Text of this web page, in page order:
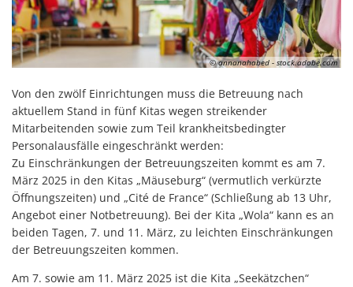
© annanahabed - stock.adobe.com
Von den zwölf Einrichtungen muss die Betreuung nach
aktuellem Stand in fünf Kitas wegen streikender
Mitarbeitenden sowie zum Teil krankheitsbedingter
Personalausfälle eingeschränkt werden:
Zu Einschränkungen der Betreuungszeiten kommt es am 7.
März 2025 in den Kitas „Mäuseburg“ (vermutlich verkürzte
Öffnungszeiten) und „Cité de France“ (Schließung ab 13 Uhr,
Angebot einer Notbetreuung). Bei der Kita „Wola“ kann es an
beiden Tagen, 7. und 11. März, zu leichten Einschränkungen
der Betreuungszeiten kommen.
Am 7. sowie am 11. März 2025 ist die Kita „Seekätzchen“